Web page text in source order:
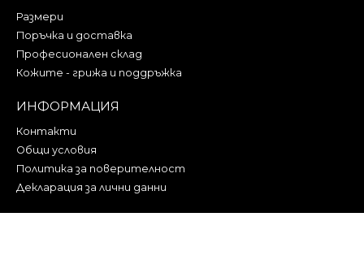
Размери
Поръчка и доставка
Професионален склад
Кожите - грижа и поддръжка
ИНФОРМАЦИЯ
Контакти
Общи условия
Политика за поверителност
Декларация за лични данни